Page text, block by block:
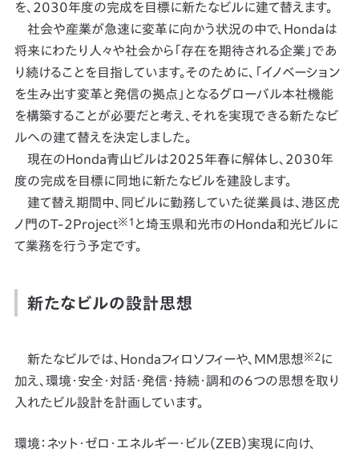
を、2030年度の完成を目標に新たなビルに建て替えます。
社会や産業が急速に変革に向かう状況の中で、Hondaは
将来にわたり人々や社会から「存在を期待される企業」であ
り続けることを目指しています。そのために、「イノベーション
を生み出す変革と発信の拠点」となるグローバル本社機能
を構築することが必要だと考え、それを実現できる新たなビ
ルへの建て替えを決定しました。
現在のHonda青山ビルは2025年春に解体し、2030年
度の完成を目標に同地に新たなビルを建設します。
建て替え期間中、同ビルに勤務していた従業員は、港区虎
ノ門のT-2Project※1 と埼玉県和光市のHonda和光ビルに
て業務を行う予定です。
新たなビルの設計思想
新たなビルでは、Hondaフィロソフィーや、MM思想 ※2に
加え、環境・安全・対話・発信・持続・調和の6つの思想を取り
入れたビル設計を計画しています。
環境：ネット・ゼロ・エネルギー・ビル（ZEB）実現に向け、